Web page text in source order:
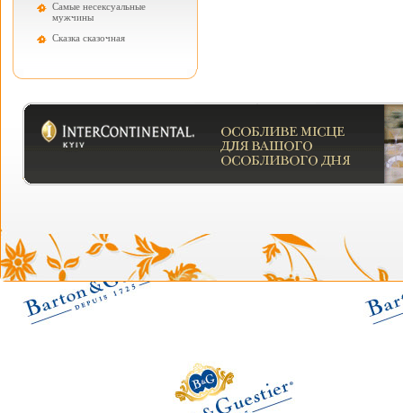
Самые несексуальные
мужчины
Cказка сказочная